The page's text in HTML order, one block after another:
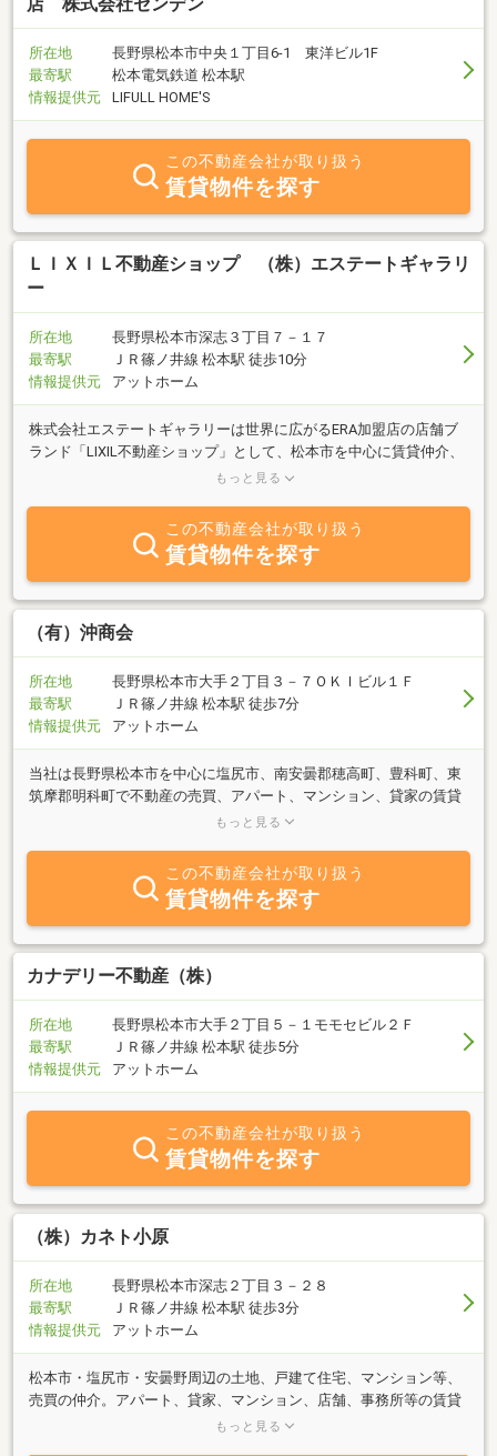
所在地
長野県松本市中央１丁目6-1 東洋ビル1F
最寄駅
松本電気鉄道 松本駅
情報提供元
LIFULL HOME'S
この不動産会社が取り扱う
賃貸物件を探す
ＬＩＸＩＬ不動産ショップ （株）エステートギャラリ
ー
所在地
長野県松本市深志３丁目７－１７
最寄駅
ＪＲ篠ノ井線 松本駅 徒歩10分
情報提供元
アットホーム
株式会社エステートギャラリーは世界に広がるERA加盟店の店舗ブ
ランド「LIXIL不動産ショップ」として、松本市を中心に賃貸仲介、
売買仲介、マンション管理、リフォームなど、不動産に関する様々
地域の皆様に愛される会社を目指しています。ご相談はお気軽にど
もっと見る
この不動産会社が取り扱う
賃貸物件を探す
（有）沖商会
所在地
長野県松本市大手２丁目３－７ＯＫＩビル１Ｆ
最寄駅
ＪＲ篠ノ井線 松本駅 徒歩7分
情報提供元
アットホーム
当社は長野県松本市を中心に塩尻市、南安曇郡穂高町、豊科町、東
筑摩郡明科町で不動産の売買、アパート、マンション、貸家の賃貸
及び管理をしている不動産業者です。近年は特に単身者用ワンルー
だいております。お客様の御要望に可能な限りお応えできるよう、
社員一同精一杯のサービスをご提供致しますのでお気軽にお問い合
もっと見る
この不動産会社が取り扱う
賃貸物件を探す
カナデリー不動産（株）
所在地
長野県松本市大手２丁目５－１モモセビル２Ｆ
最寄駅
ＪＲ篠ノ井線 松本駅 徒歩5分
情報提供元
アットホーム
この不動産会社が取り扱う
賃貸物件を探す
（株）カネト小原
所在地
長野県松本市深志２丁目３－２８
最寄駅
ＪＲ篠ノ井線 松本駅 徒歩3分
情報提供元
アットホーム
松本市・塩尻市・安曇野周辺の土地、戸建て住宅、マンション等、
売買の仲介。アパート、貸家、マンション、店舗、事務所等の賃貸
借の仲介等。創業から77年、長年お客様から支えていただき、土地
もっと見る